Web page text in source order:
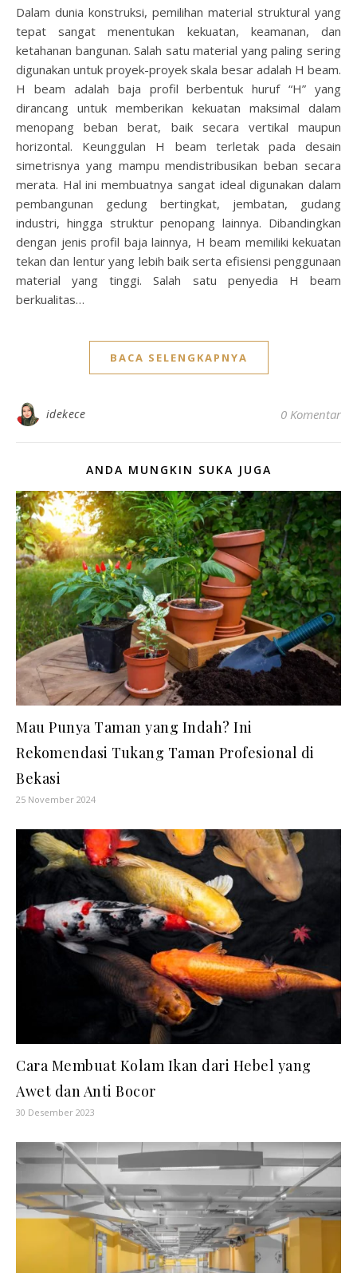
Dalam dunia konstruksi, pemilihan material struktural yang
tepat sangat menentukan kekuatan, keamanan, dan
ketahanan bangunan. Salah satu material yang paling sering
digunakan untuk proyek-proyek skala besar adalah H beam.
H beam adalah baja profil berbentuk huruf “H” yang
dirancang untuk memberikan kekuatan maksimal dalam
menopang beban berat, baik secara vertikal maupun
horizontal. Keunggulan H beam terletak pada desain
simetrisnya yang mampu mendistribusikan beban secara
merata. Hal ini membuatnya sangat ideal digunakan dalam
pembangunan gedung bertingkat, jembatan, gudang
industri, hingga struktur penopang lainnya. Dibandingkan
dengan jenis profil baja lainnya, H beam memiliki kekuatan
tekan dan lentur yang lebih baik serta efisiensi penggunaan
material yang tinggi. Salah satu penyedia H beam
berkualitas…
BACA SELENGKAPNYA
idekece 0 Komentar
ANDA MUNGKIN SUKA JUGA
Mau Punya Taman yang Indah? Ini
Rekomendasi Tukang Taman Profesional di
Bekasi
25 November 2024
Cara Membuat Kolam Ikan dari Hebel yang
Awet dan Anti Bocor
30 Desember 2023